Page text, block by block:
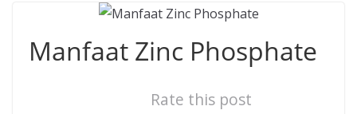
Manfaat Zinc Phosphate
Rate this post